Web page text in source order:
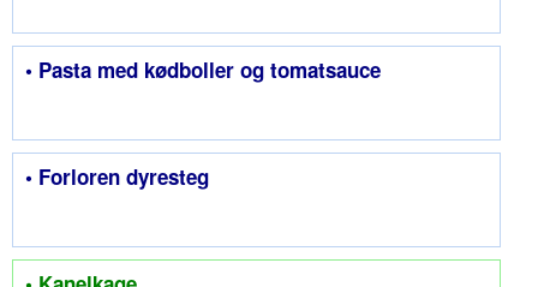
• Pasta med kødboller og tomatsauce
• Forloren dyresteg